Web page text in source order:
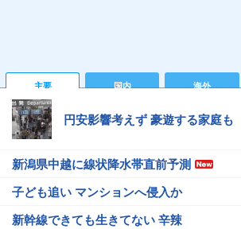
主要 国内 海外
円安影響考えず 豪遊する家庭も
新潟県中越に線状降水帯直前予測
子ども追い マンションへ侵入か
新幹線できても生きてない 辛辣